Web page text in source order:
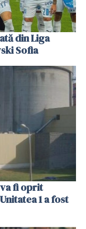
din Liga
Sofia
fi oprit
1 a fost